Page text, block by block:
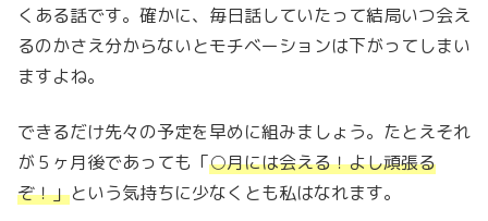
くある話です。確かに、毎日話していたって結局いつ会え
るのかさえ分からないとモチベーションは下がってしまい
ますよね。
できるだけ先々の予定を早めに組みましょう。たとえそれ
が５ヶ月後であっても「○月には会える！よし頑張る
ぞ！」という気持ちに少なくとも私はなれます。